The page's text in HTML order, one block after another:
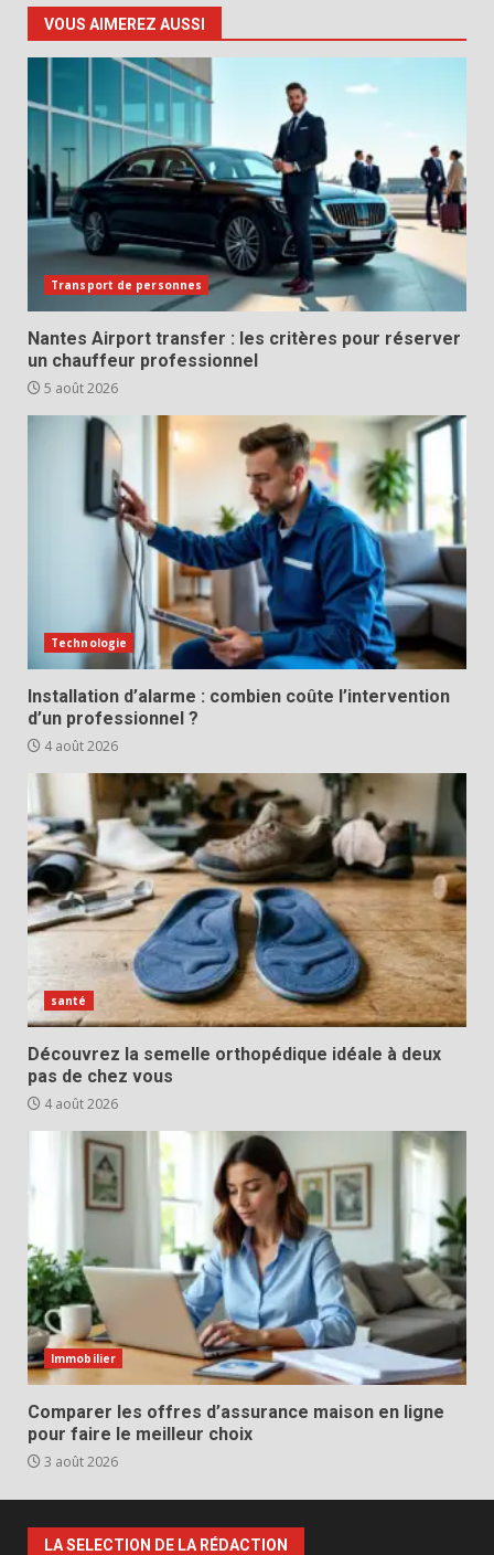
VOUS AIMEREZ AUSSI
Transport de personnes
Nantes Airport transfer : les critères pour réserver
un chauffeur professionnel
5 août 2026
Technologie
Installation d’alarme : combien coûte l’intervention
d’un professionnel ?
4 août 2026
santé
Découvrez la semelle orthopédique idéale à deux
pas de chez vous
4 août 2026
Immobilier
Comparer les offres d’assurance maison en ligne
pour faire le meilleur choix
3 août 2026
LA SELECTION DE LA RÉDACTION